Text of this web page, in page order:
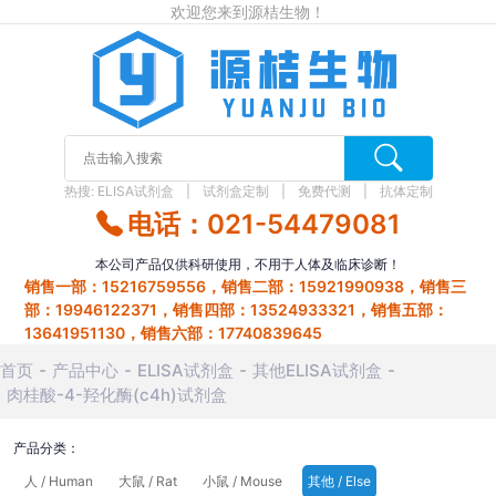
欢迎您来到源桔生物！
热搜: ELISA试剂盒 试剂盒定制 免费代测 抗体定制
电话：021-54479081
本公司产品仅供科研使用，不用于人体及临床诊断！
销售一部：15216759556，销售二部：15921990938，销售三
部：19946122371，销售四部：13524933321，销售五部：
13641951130，销售六部：17740839645
首页 产品中心 ELISA试剂盒
其他ELISA试剂盒
肉桂酸-4-羟化酶(c4h)试剂盒
产品分类：
人 / Human
大鼠 / Rat 小鼠 / Mouse 其他 / Else